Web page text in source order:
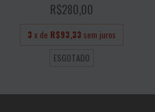
R$280,00
3 x de R$93,33 sem juros
ESGOTADO